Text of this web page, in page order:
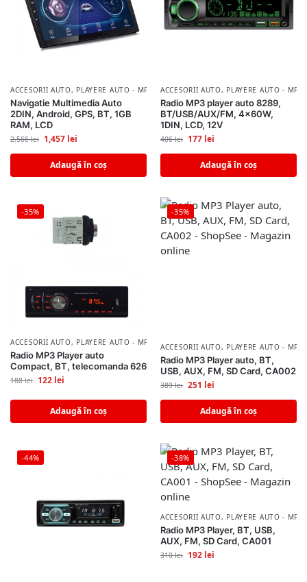
ACCESORII AUTO, PLAYERE AUTO - MP3/MP5 PLAYER
Navigatie Multimedia Auto
2DIN, Android, GPS, BT, 1GB
RAM, LCD
2,566lei 1,457 lei
Adaugă în coș
ACCESORII AUTO, PLAYERE AUTO -
Radio MP3 player auto 8289,
BT/USB/AUX/FM, 4x60W,
1DIN, LCD, 12V
406lei 177 lei
Adaugă în coș
-35%
ACCESORII AUTO, PLAYERE AUTO - MP3/MP5 PLAYER
Radio MP3 Player auto
Compact, BT, telecomanda 626
188lei 122 lei
Adaugă în coș
-35%
ACCESORII AUTO, PLAYERE AUTO -
Radio MP3 Player auto, BT,
USB, AUX, FM, SD Card, CA002
389lei 251 lei
Adaugă în coș
-44% -38%
ACCESORII AUTO, PLAYERE AUTO -
Radio MP3 Player, BT, USB,
AUX, FM, SD Card, CA001
310lei 192 lei